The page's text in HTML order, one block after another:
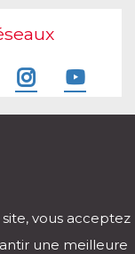
vous acceptez
une meilleure